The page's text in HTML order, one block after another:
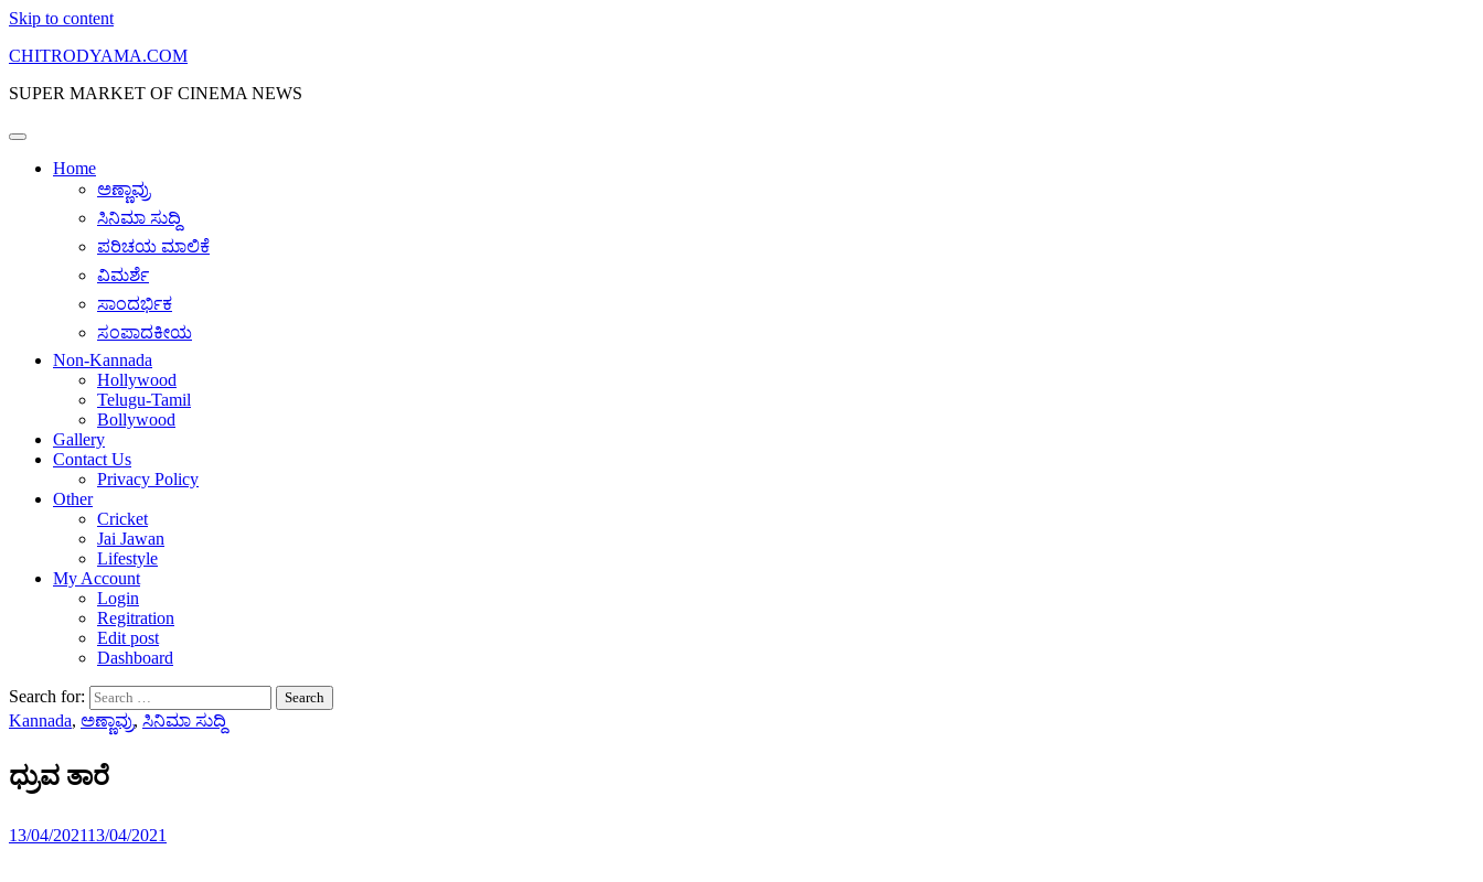
Skip to content
CHITRODYAMA.COM
SUPER MARKET OF CINEMA NEWS
Home
ಅಣ್ಣಾವ್ರು
ಸಿನಿಮಾ ಸುದ್ದಿ
ಪರಿಚಯ ಮಾಲಿಕೆ
ವಿಮರ್ಶೆ
ಸಾಂದರ್ಭಿಕ
ಸಂಪಾದಕೀಯ
Non-Kannada
Hollywood
Telugu-Tamil
Bollywood
Gallery
Contact Us
Privacy Policy
Other
Cricket
Jai Jawan
Lifestyle
My Account
Login
Regitration
Edit post
Dashboard
Search for:
Kannada, ಅಣ್ಣಾವ್ರು, ಸಿನಿಮಾ ಸುದ್ದಿ
ಧ್ರುವ ತಾರೆ
13/04/202113/04/2021